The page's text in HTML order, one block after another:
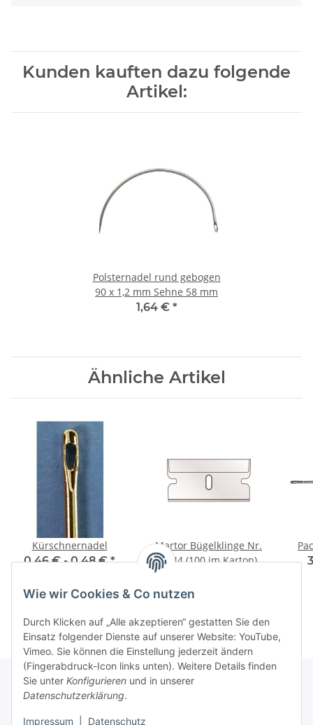
Wie wir Cookies & Co nutzen
Durch Klicken auf „Alle akzeptieren“ gestatten Sie den
Einsatz folgender Dienste auf unserer Website: YouTube,
Vimeo. Sie können die Einstellung jederzeit ändern
(Fingerabdruck-Icon links unten). Weitere Details finden
Sie unter Konfigurieren und in unserer
Datenschutzerklärung.
Impressum Datenschutz
Kunden kauften dazu folgende
Artikel:
Polsternadel rund gebogen
90 x 1,2 mm Sehne 58 mm
1,64 € *
Ähnliche Artikel
Kürschnernadel
0,46 € -0,48 €*
Martor Bügelklinge Nr.
1044 (100 im Karton)